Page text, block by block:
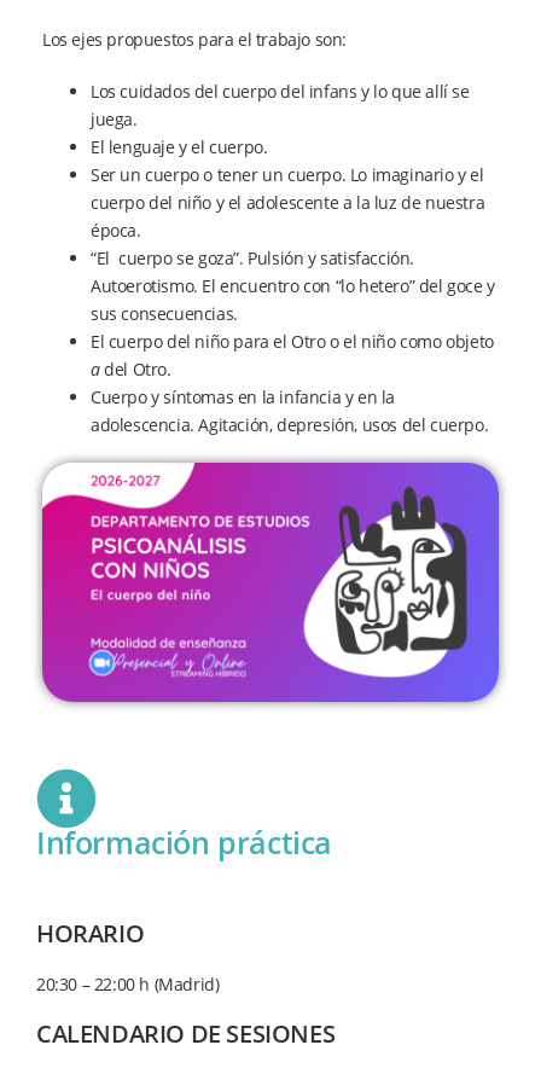
Los ejes propuestos para el trabajo son:
Los cuidados del cuerpo del infans y lo que allí se
juega.
El lenguaje y el cuerpo.
Ser un cuerpo o tener un cuerpo. Lo imaginario y el
cuerpo del niño y el adolescente a la luz de nuestra
época.
“El cuerpo se goza”. Pulsión y satisfacción.
Autoerotismo. El encuentro con “lo hetero” del goce y
sus consecuencias.
El cuerpo del niño para el Otro o el niño como objeto
adel Otro.
Cuerpo y síntomas en la infancia y en la
adolescencia. Agitación, depresión, usos del cuerpo.
Información práctica
HORARIO
20:30 – 22:00 h (Madrid)
CALENDARIO DE SESIONES